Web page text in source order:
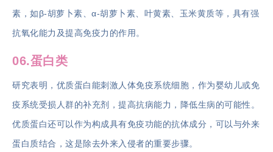
素，如β-胡萝卜素、α-胡萝卜素、叶黄素、玉米黄质等，具有强
抗氧化能力及提高免疫力的作用。
06.蛋白类
研究表明，优质蛋白能刺激人体免疫系统细胞，作为婴幼儿或免
疫系统受损人群的补充剂，提高抗病能力，降低生病的可能性。
优质蛋白还可以作为构成具有免疫功能的抗体成分，可以与外来
蛋白质结合，这是除去外来入侵者的重要步骤。